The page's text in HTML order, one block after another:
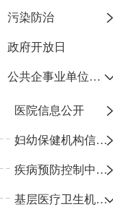
污染防治
政府开放日
公共企事业单位信息公开
医院信息公开
妇幼保健机构信息公开
疾病预防控制中心信息公开
基层医疗卫生机构信息公开